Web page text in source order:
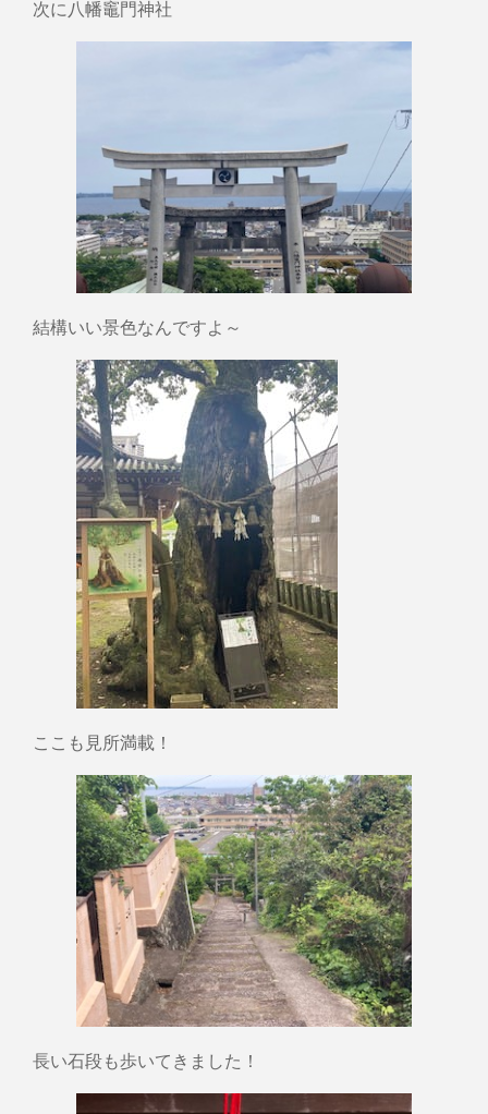
次に八幡竈門神社
結構いい景色なんですよ～
ここも見所満載！
長い石段も歩いてきました！